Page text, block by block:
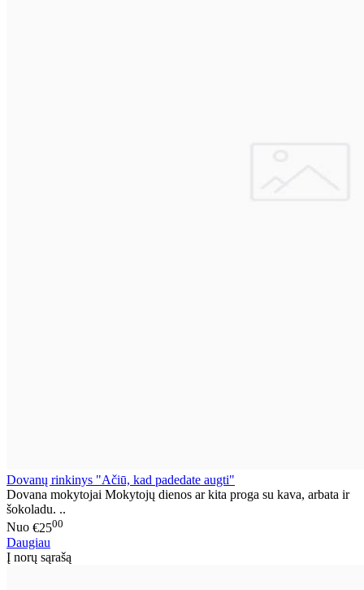
Dovanų rinkinys "Ačiū, kad padedate augti"
Dovana mokytojai Mokytojų dienos ar kita proga su kava, arbata ir
šokoladu. ..
Nuo €2500
Daugiau
Į norų sąrašą